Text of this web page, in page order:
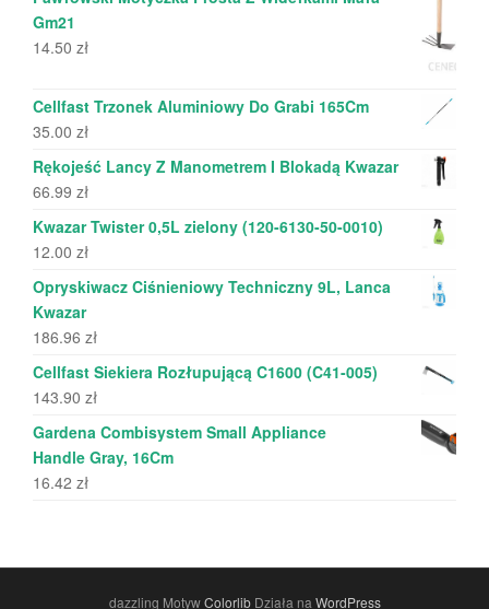
Gm21
14.50 zł
Cellfast Trzonek Aluminiowy Do Grabi 165Cm
35.00 zł
Rękojeść Lancy Z Manometrem I Blokadą Kwazar
66.99 zł
Kwazar Twister 0,5L zielony (120-6130-50-0010)
12.00 zł
Opryskiwacz Ciśnieniowy Techniczny 9L, Lanca
Kwazar
186.96 zł
Cellfast Siekiera Rozłupującą C1600 (C41-005)
143.90 zł
Gardena Combisystem Small Appliance
Handle Gray, 16Cm
16.42 zł
dazzling MotywColorlibDziała na WordPress